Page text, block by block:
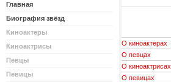
Главная
Биография звёзд
Киноактеры
Киноактрисы
Певцы
Певицы
О киноактерах
О певцах
О киноактрисах
О певицах